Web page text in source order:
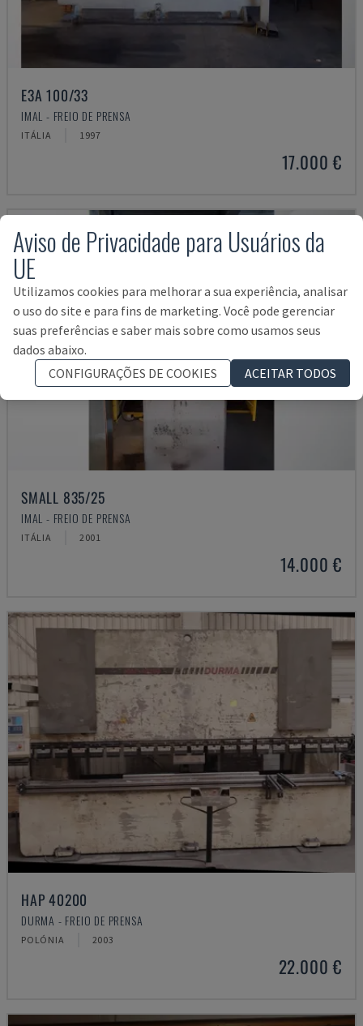
E3A 100/33
IMAL - FREIO DE PRENSA
ITÁLIA 1997
17.000 €
SMALL 835/25
IMAL - FREIO DE PRENSA
ITÁLIA 2001
14.000 €
HAP 40200
DURMA - FREIO DE PRENSA
POLÓNIA 2003
22.000 €
Aviso de Privacidade para Usuários da
UE
Utilizamos cookies para melhorar a sua experiência, analisar
o uso do site e para fins de marketing. Você pode gerenciar
suas preferências e saber mais sobre como usamos seus
dados abaixo.
CONFIGURAÇÕES DE COOKIES
ACEITAR TODOS